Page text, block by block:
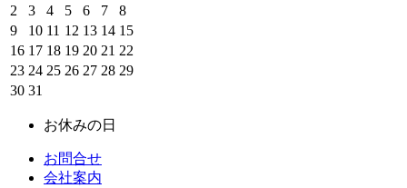
2
3 4 5 6 7
8
9
10 11 12 13 14 15
16 17 18 19 20 21 22
23 24 25 26 27 28 29
30 31
お休みの日
お問合せ
会社案内